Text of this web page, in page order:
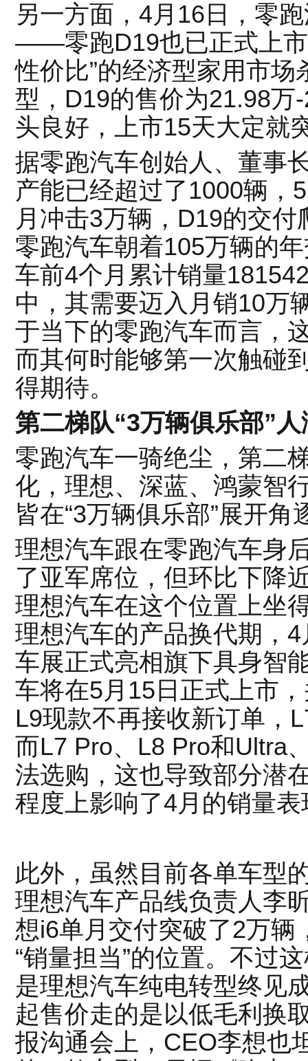
另一方面，4月16日，零
——零跑D19也已正式上市
性价比”的经济型家用市
型，D19的售价为21.98万
头良好，上市15天大定就
据零跑汽车创始人、董事
产能已经超过了1000辆，
月冲击3万辆，D19的交
零跑汽车朝着105万辆的
车前4个月累计销量
中，其需要迈入月销10万
于当下的零跑汽车而言，
而其何时能够第一次触碰
得期待。
第二梯队“3万辆俱乐部”
零跑汽车一骑绝尘，第二
化，理想、深蓝、鸿蒙智
皆在“3万辆俱乐部”展开角
理想汽车跟在零跑汽车身
了亚军席位，但环比下降
理想汽车在这个位置上坐
理想汽车的产品换代期，
车展正式亮相旗下具身智
车将在5月15日正式上市
L9现款不再接收新订单，
而L7 Pro、L8 Pro和Ultra
法选购，这也导致部分潜
程度上影响了4月的销量表
此外，虽然目前各单车型
理想汽车产品线负责人李
想i6单月交付突破了2万辆
“销量担当”的位置。不过
是理想汽车纯电转型终见
起售价走的是以低毛利换
报沟通会上，CEO李想也